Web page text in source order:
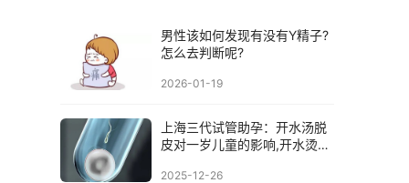
男性该如何发现有没有Y精子?
怎么去判断呢?
2026-01-19
上海三代试管助孕：开水汤脱
皮对一岁儿童的影响,开水烫脱
2025-12-26